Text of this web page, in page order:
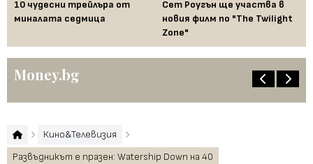
10 чудесни трейлъра от
миналата седмица
Сет Роугън ще участва в
новия филм по "The Twilight
Zone"
Money.bg
Кино&Телевизия
Развъдникът е празен: Watership Down на 40